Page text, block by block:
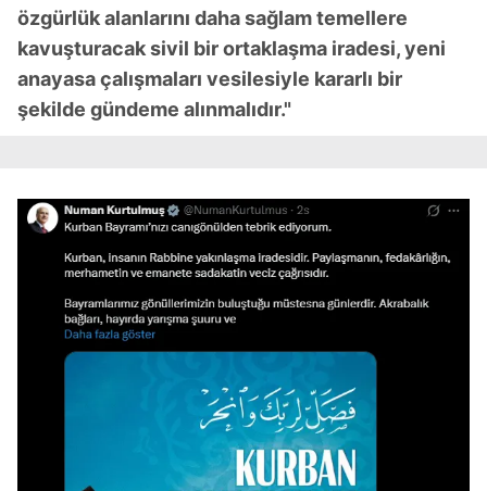
özgürlük alanlarını daha sağlam temellere
kavuşturacak sivil bir ortaklaşma iradesi, yeni
anayasa çalışmaları vesilesiyle kararlı bir
şekilde gündeme alınmalıdır."